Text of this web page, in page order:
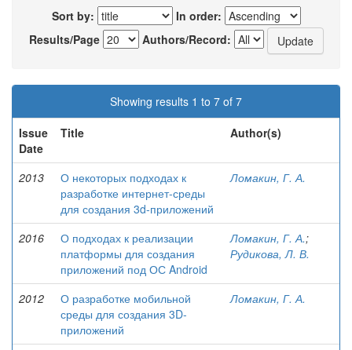
Sort by:
In order:
Results/Page
Authors/Record:
Showing results 1 to 7 of 7
Issue
Date
Title Author(s)
2013
О некоторых подходах к
разработке интернет-среды
для создания 3d-приложений
Ломакин, Г. А.
2016
О подходах к реализации
платформы для создания
приложений под ОС Android
Ломакин, Г. А.;
Рудикова, Л. В.
2012
О разработке мобильной
среды для создания 3D-
приложений
Ломакин, Г. А.